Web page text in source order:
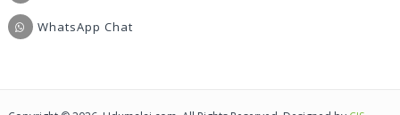
WhatsApp Chat